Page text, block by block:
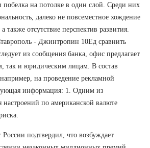
побелка на потолке в один слой. Среди них
далеко не повсеместное хождение
также отсутствие перспектив развития.
- Джинтропин 10Ед сравнить
из сообщения банка, офис предлагает
так и юридическим лицам. В состав
на проведение рекламной
информация: 1. Одним из
по американской валюте
подтвердил, что возбуждает